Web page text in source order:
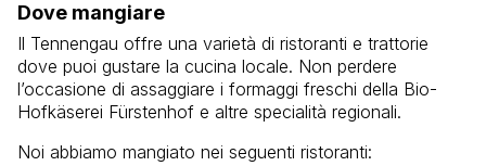
Dove mangiare
Il Tennengau offre una varietà di ristoranti e trattorie
dove puoi gustare la cucina locale. Non perdere
l’occasione di assaggiare i formaggi freschi della Bio-
Hofkäserei Fürstenhof e altre specialità regionali.
Noi abbiamo mangiato nei seguenti ristoranti: